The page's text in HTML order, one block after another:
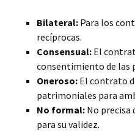
Bilateral: Para los
recíprocas.
Consensual: El
consentimiento de las
Oneroso: El contrato
patrimoniales para
No formal: No precisa
para su validez.